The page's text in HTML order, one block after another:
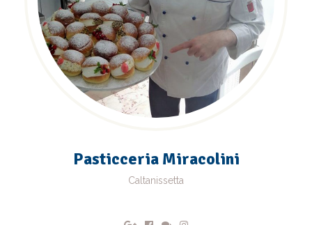
Pasticceria Miracolini
Caltanissetta